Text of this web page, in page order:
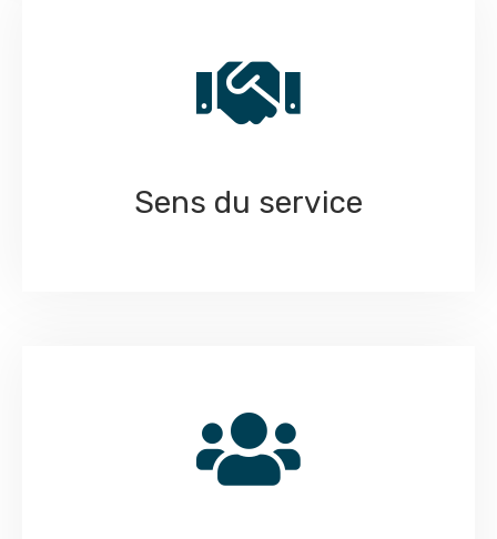
Sens du service